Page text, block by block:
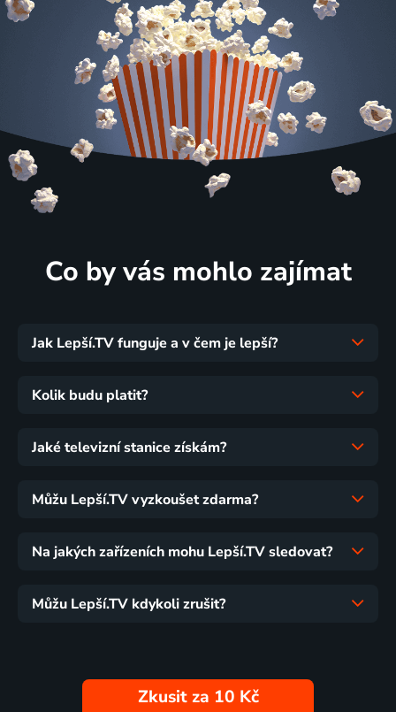
Co by vás mohlo zajímat
Jak Lepší.TV funguje a v čem je lepší?
Kolik budu platit?
Jaké televizní stanice získám?
Můžu Lepší.TV vyzkoušet zdarma?
Na jakých zařízeních mohu Lepší.TV sledovat?
Můžu Lepší.TV kdykoli zrušit?
Zkusit za 10 Kč